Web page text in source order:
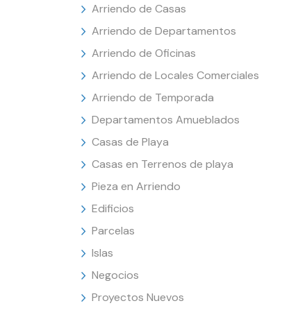
Arriendo de Casas
Arriendo de Departamentos
Arriendo de Oficinas
Arriendo de Locales Comerciales
Arriendo de Temporada
Departamentos Amueblados
Casas de Playa
Casas en Terrenos de playa
Pieza en Arriendo
Edificios
Parcelas
Islas
Negocios
Proyectos Nuevos